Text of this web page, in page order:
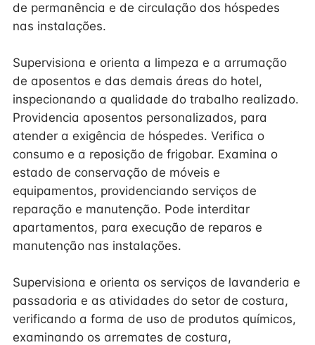
de permanência e de circulação dos hóspedes
nas instalações.
Supervisiona e orienta a limpeza e a arrumação
de aposentos e das demais áreas do hotel,
inspecionando a qualidade do trabalho realizado.
Providencia aposentos personalizados, para
atender a exigência de hóspedes. Verifica o
consumo e a reposição de frigobar. Examina o
estado de conservação de móveis e
equipamentos, providenciando serviços de
reparação e manutenção. Pode interditar
apartamentos, para execução de reparos e
manutenção nas instalações.
Supervisiona e orienta os serviços de lavanderia e
passadoria e as atividades do setor de costura,
verificando a forma de uso de produtos químicos,
examinando os arremates de costura,